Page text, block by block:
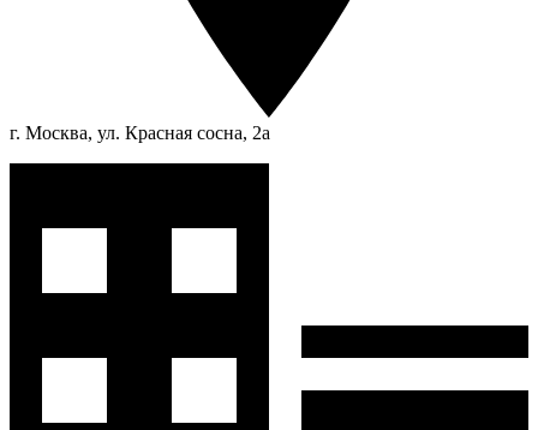
г. Москва, ул. Красная сосна, 2а